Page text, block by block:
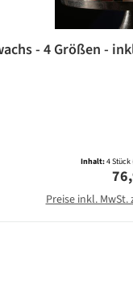
- 4 Größen -
Inhalt:4 Stück
Preise inkl. MwSt.